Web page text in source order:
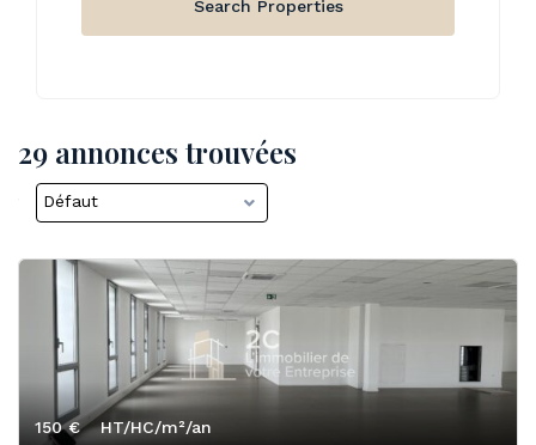
29 annonces trouvées
Défaut
150 € HT/HC/m²/an